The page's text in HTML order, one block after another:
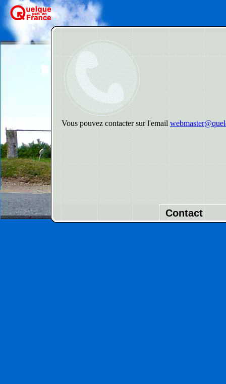
Vous pouvez contacter sur l'email
Contact